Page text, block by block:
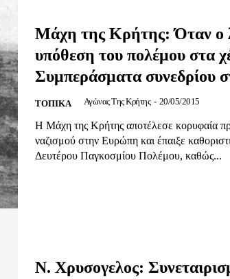
Αγώνας της
Στείλτε το άρθρο σας |
Μάχη της Κρήτης: Όταν ο
υπόθεση του πολέμου στα
Συμπεράσματα συνεδρίου
ΤΟΠΙΚΑ Αγώνας Της Κρήτης - 20/05/2015
Η Μάχη της Κρήτης αποτέλεσε κορυφαία
ναζισμού στην Ευρώπη και έπαιξε
Δευτέρου Παγκοσμίου Πολέμου, καθώς...
Ν. Χρυσογελος: